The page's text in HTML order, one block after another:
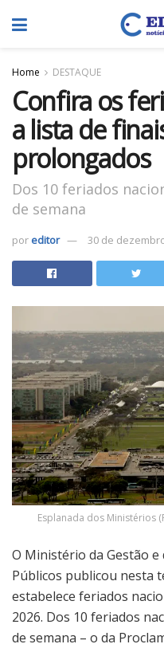
Home DESTAQUE
Confira os
a lista de
prolongados
Dos 10 feriados
de semana
por editor 30 de
Esplanada dos Ministérios
O Ministério da Gestão e
Públicos publicou nesta
estabelece feriados
2026. Dos 10 feriados
de semana – o da